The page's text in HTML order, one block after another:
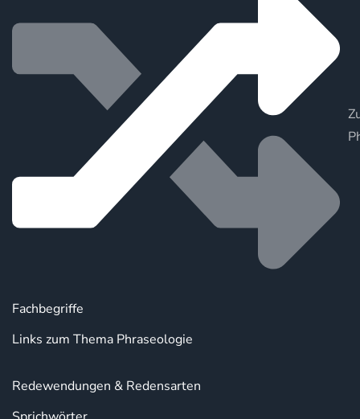
Fachbegriffe
Links zum Thema Phraseologie
Redewendungen & Redensarten